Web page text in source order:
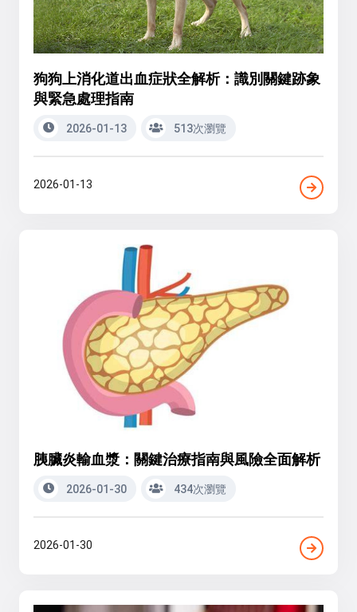
狗狗上消化道出血症狀全解析：識別關鍵跡象
與緊急處理指南
2026-01-13 513次瀏覽
2026-01-13
胰臟炎輸血漿：關鍵治療指南與風險全面解析
2026-01-30 434次瀏覽
2026-01-30